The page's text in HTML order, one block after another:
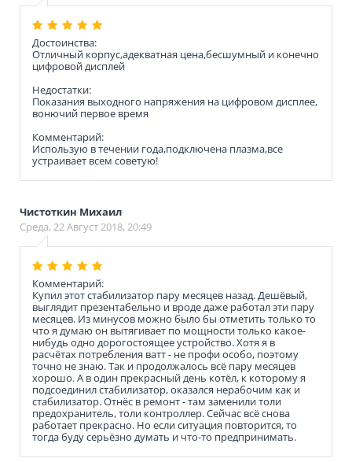
Достоинства:
Отличный корпус,адекватная цена,бесшумный и конечно
цифровой дисплей
Недостатки:
Показания выходного напряжения на цифровом дисплее,
вонючий первое время
Комментарий:
Использую в течении года,подключена плазма,все
устраивает всем советую!
Чистоткин Михаил
Среда, 22 Август 2018, 20:49
Комментарий:
Купил этот стабилизатор пару месяцев назад. Дешёвый,
выглядит презентабельно и вроде даже работал эти пару
месяцев. Из минусов можно было бы отметить только то
что я думаю он вытягивает по мощности только какое-
нибудь одно дорогостоящее устройство. Хотя я в
расчётах потребления ватт - не профи особо, поэтому
точно не знаю. Так и продолжалось всё пару месяцев
хорошо. А в один прекрасный день котёл, к которому я
подсоединил стабилизатор, оказался нерабочим как и
стабилизатор. Отнёс в ремонт - там заменили толи
предохранитель, толи контроллер. Сейчас всё снова
работает прекрасно. Но если ситуация повторится, то
тогда буду серьёзно думать и что-то предпринимать.